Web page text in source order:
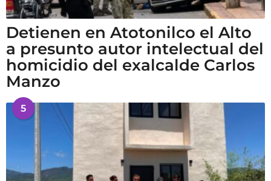
Detienen en Atotonilco el Alto
a presunto autor intelectual del
homicidio del exalcalde Carlos
Manzo
5